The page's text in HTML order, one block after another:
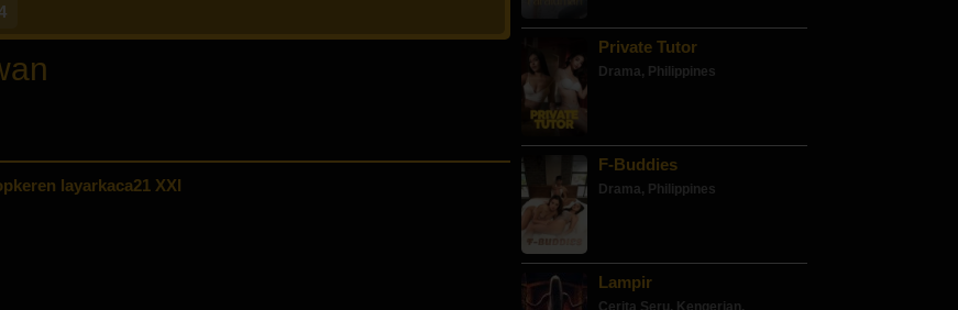
layarkaca21 XXI
Private Tutor
Drama, Philippines
F-Buddies
Drama, Philippines
Lampir
Cerita Seru, Kengerian,